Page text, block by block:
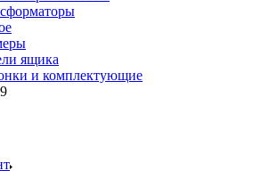
ящика
и комплектующие